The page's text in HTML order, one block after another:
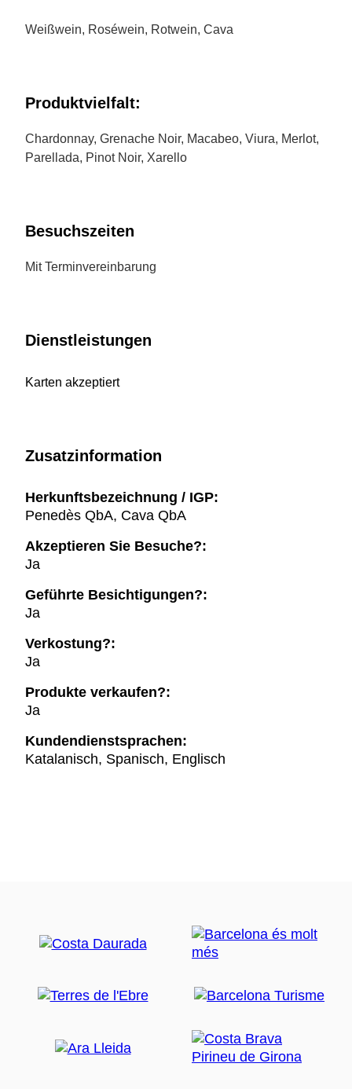
Weißwein, Roséwein, Rotwein, Cava
Produktvielfalt:
Chardonnay, Grenache Noir, Macabeo, Viura, Merlot,
Parellada, Pinot Noir, Xarello
Besuchszeiten
Mit Terminvereinbarung
Dienstleistungen
Karten akzeptiert
Zusatzinformation
Herkunftsbezeichnung / IGP:
Penedès QbA, Cava QbA
Akzeptieren Sie Besuche?:
Ja
Geführte Besichtigungen?:
Ja
Verkostung?:
Ja
Produkte verkaufen?:
Ja
Kundendienstsprachen:
Katalanisch, Spanisch, Englisch